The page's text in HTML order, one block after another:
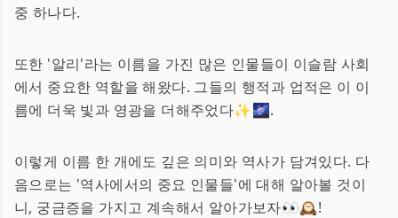
중 하나다.
또한 '알리'라는 이름을 가진 많은 인물들이 이슬람 사회
에서 중요한 역할을 해왔다. 그들의 행적과 업적은 이 이
름에 더욱 빛과 영광을 더해주었다✨🌌.
이렇게 이름 한 개에도 깊은 의미와 역사가 담겨있다. 다
음으로는 '역사에서의 중요 인물들'에 대해 알아볼 것이
니, 궁금증을 가지고 계속해서 알아가보자👀🕰!